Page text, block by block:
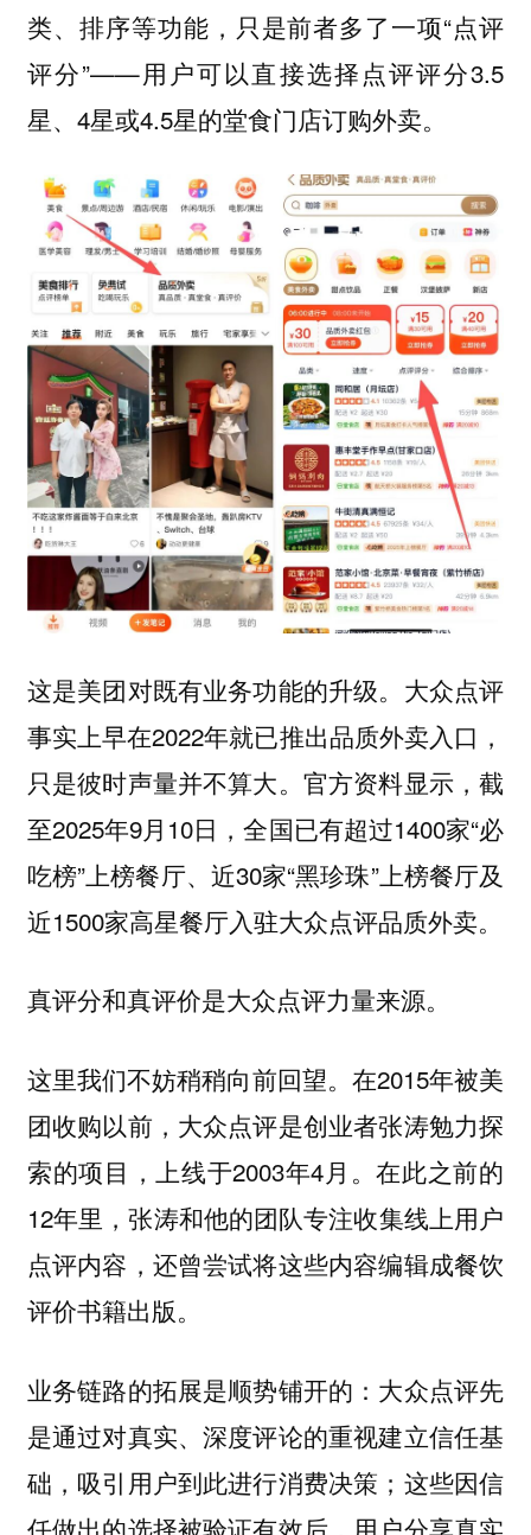
类、排序等功能，只是前者多了一项“点评
评分”——用户可以直接选择点评评分3.5
星、4星或4.5星的堂食门店订购外卖。
这是美团对既有业务功能的升级。大众点评
事实上早在2022年就已推出品质外卖入口，
只是彼时声量并不算大。官方资料显示，截
至2025年9月10日，全国已有超过1400家“必
吃榜”上榜餐厅、近30家“黑珍珠”上榜餐厅及
近1500家高星餐厅入驻大众点评品质外卖。
真评分和真评价是大众点评力量来源。
这里我们不妨稍稍向前回望。在2015年被美
团收购以前，大众点评是创业者张涛勉力探
索的项目，上线于2003年4月。在此之前的
12年里，张涛和他的团队专注收集线上用户
点评内容，还曾尝试将这些内容编辑成餐饮
评价书籍出版。
业务链路的拓展是顺势铺开的：大众点评先
是通过对真实、深度评论的重视建立信任基
础，吸引用户到此进行消费决策；这些因信
任做出的选择被验证有效后，用户分享真实